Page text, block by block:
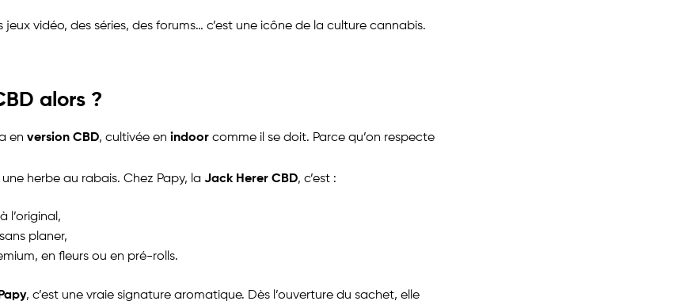
vidéo, des séries, des forums… c’est une icône de la culture cannabis.
alors ?
en version CBD, cultivée en indoorcomme il se doit. Parce qu’on respecte
herbe au rabais. Chez Papy, la Jack Herer CBD, c’est :
l’original,
planer,
en fleurs ou en pré-rolls.
, c’est une vraie signature aromatique. Dès l’ouverture du sachet, elle